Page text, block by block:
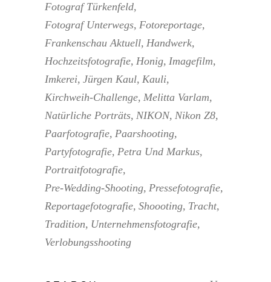
Fotograf Türkenfeld
Fotograf Unterwegs Fotoreportage
Frankenschau Aktuell Handwerk
Hochzeitsfotografie Honig Imagefilm
Imkerei Jürgen Kaul Kauli
Kirchweih-Challenge Melitta Varlam
Natürliche Porträts NIKON Nikon Z8
Paarfotografie Paarshooting
Partyfotografie Petra Und Markus
Portraitfotografie
Pre-Wedding-Shooting Pressefotografie
Reportagefotografie Shoooting Tracht
Tradition Unternehmensfotografie
Verlobungsshooting